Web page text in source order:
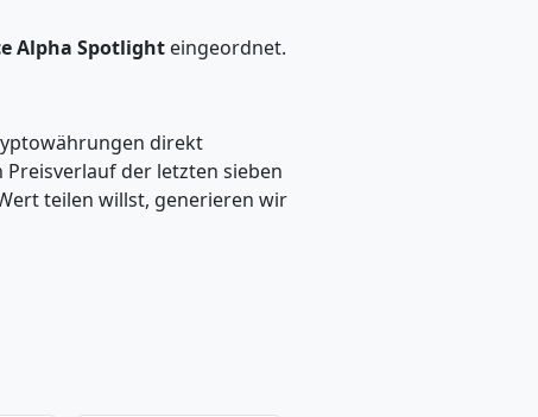
Alpha Spotlight eingeordnet.
direkt
der letzten sieben
teilen willst, generieren wir